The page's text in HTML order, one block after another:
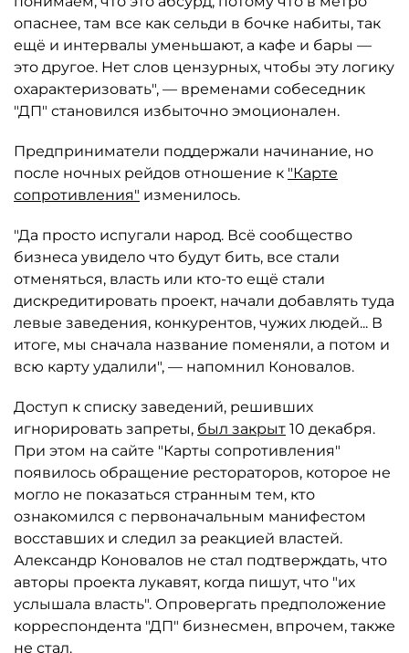
опаснее, там все как сельди в бочке набиты, так
ещё и интервалы уменьшают, а кафе и бары —
это другое. Нет слов цензурных, чтобы эту логику
охарактеризовать", — временами собеседник
"ДП" становился избыточно эмоционален.
Предприниматели поддержали начинание, но
после ночных рейдов отношение к "Карте
сопротивления" изменилось.
"Да просто испугали народ. Всё сообщество
бизнеса увидело что будут бить, все стали
отменяться, власть или кто-то ещё стали
дискредитировать проект, начали добавлять туда
левые заведения, конкурентов, чужих людей... В
итоге, мы сначала название поменяли, а потом и
всю карту удалили", — напомнил Коновалов.
Доступ к списку заведений, решивших
игнорировать запреты, был закрыт 10 декабря.
При этом на сайте "Карты сопротивления"
появилось обращение рестораторов, которое не
могло не показаться странным тем, кто
ознакомился с первоначальным манифестом
восставших и следил за реакцией властей.
Александр Коновалов не стал подтверждать, что
авторы проекта лукавят, когда пишут, что "их
услышала власть". Опровергать предположение
корреспондента "ДП" бизнесмен, впрочем, также
не стал.